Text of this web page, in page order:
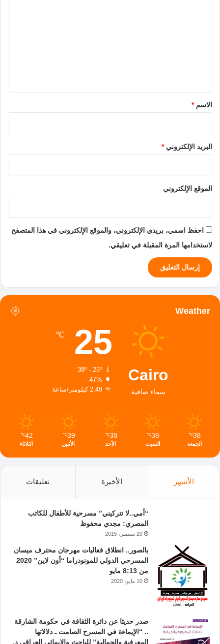
*الاسم*
البريد الإلكتروني*
الموقع الإلكتروني
احفظ اسمي، بريدي الإلكتروني، والموقع الإلكتروني في هذا المتصفح
لاستخدامها المرة المقبلة في تعليقي.
Weather
Cairo
سماء صافية
25
℃
38º - 25º
47%
2.49 كيلومتر/ساعة
38
℃
الجمعة
38
℃
السبت
38
℃
الأحد
39
℃
الأثنين
42
℃
الثلاثاء
الأشهر الأخيرة تعليقات
“أمي..لا تتركيني” مسرحية للأطفال للكاتب
المصري: مجدي محفوظ
20 سبتمبر، 2015
بالصور.. انطلاق فعاليات مهرجان محترف ميسان
المسرحي الدولي للمونودراما “أون لاين” 2020
من 8:13 مايو
10 مايو، 2020
صدر حديثا عن دائرة الثقافة في حكومة الشارقة
.. “الإيماءة في المسرح الصامت ـ دلالاتها
المعرفية والجمالية” للباحث والايمائي العراقي د.